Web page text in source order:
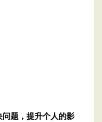
题，提升个人的影